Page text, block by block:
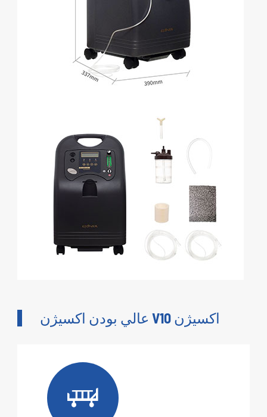
عالي بودن اکسيژن V10 اکسيژن
